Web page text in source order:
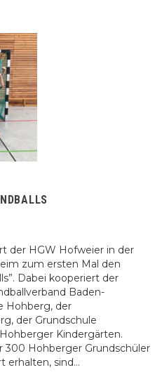
der HGW Hofweier in der
zum ersten Mal den
Dabei kooperiert der
Baden-
Hohberg, der
der Grundschule
Kindergärten.
Hohberger Grundschüler
erhalten, sind…